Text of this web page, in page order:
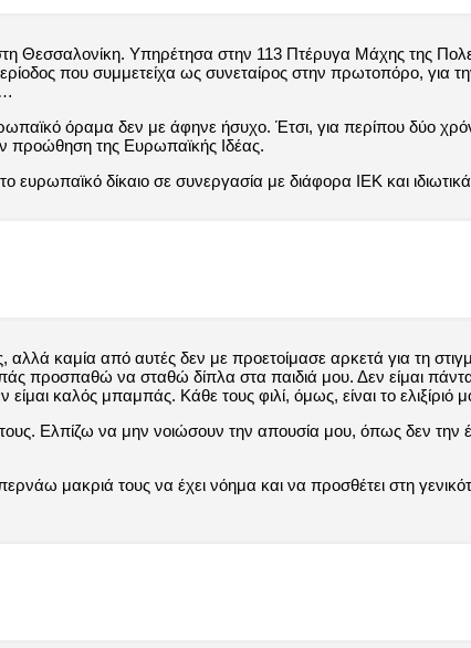
Θεσσαλονίκη. Υπηρέτησα στην 113 Πτέρυγα Μάχης της
που συμμετείχα ως συνεταίρος στην πρωτοπόρο, για
όραμα δεν με άφηνε ήσυχο. Έτσι, για περίπου δύο
προώθηση της Ευρωπαϊκής Ιδέας.
ευρωπαϊκό δίκαιο σε συνεργασία με διάφορα ΙΕΚ και
καμία από αυτές δεν με προετοίμασε αρκετά για τη
προσπαθώ να σταθώ δίπλα στα παιδιά μου. Δεν είμαι
καλός μπαμπάς. Κάθε τους φιλί, όμως, είναι το ελιξίριό
Ελπίζω να μην νοιώσουν την απουσία μου, όπως δεν την
μακριά τους να έχει νόημα και να προσθέτει στη